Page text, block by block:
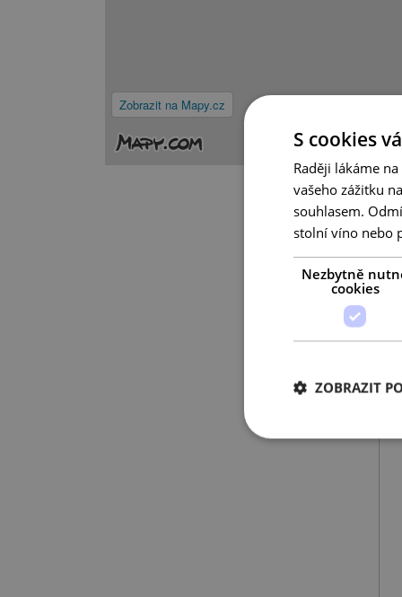
Zobrazit na Mapy.cz
S cookies
Raději lákáme
vašeho zážitku
souhlasem.
stolní víno nebo
Nezbytně
cookies
ZOBRAZIT